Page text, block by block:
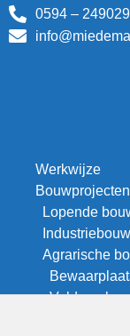
0594 – 249029
Werkwijze
Bouwprojecten
Lopende
Industriebouw
Agrarische
Veld- en